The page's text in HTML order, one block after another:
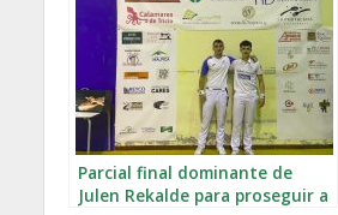
Parcial final dominante de
Julen Rekalde para proseguir a